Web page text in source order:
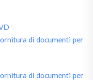
di documenti per
di documenti per